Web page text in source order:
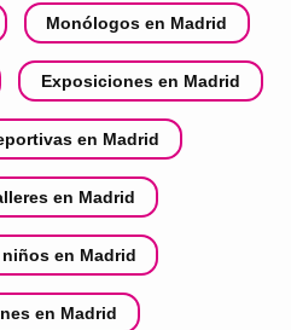
Monólogos en Madrid
Exposiciones en Madrid
en Madrid
en Madrid
en Madrid
en Madrid